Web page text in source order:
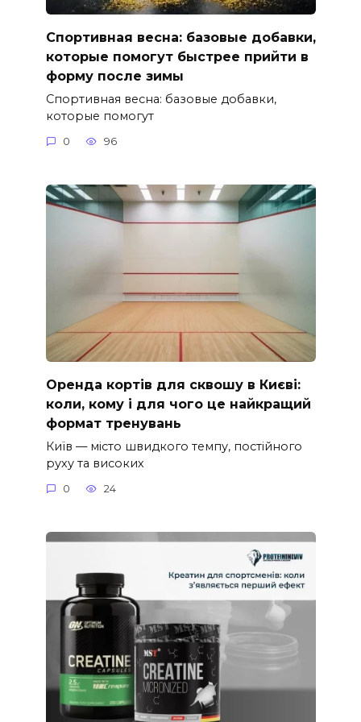
Спортивная весна: базовые добавки,
которые помогут быстрее прийти в
форму после зимы
Спортивная весна: базовые добавки,
которые помогут
0 96
Оренда кортів для сквошу в Києві:
коли, кому і для чого це найкращий
формат тренувань
Київ — місто швидкого темпу, постійного
руху та високих
0 24